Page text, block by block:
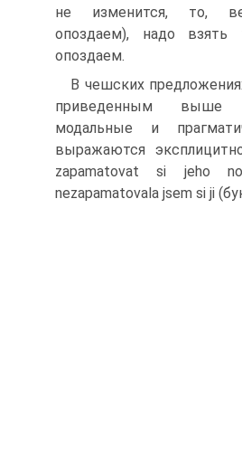
не изменится, то,
опоздаем), надо взять
опоздаем.
В чешских
приведенным выше
модальные и
выражаются
zapamatovat si jeho
nezapamatovala jsem si ji